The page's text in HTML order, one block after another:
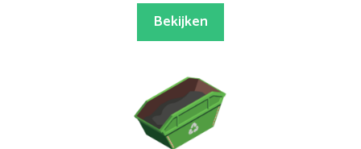
Bekijken